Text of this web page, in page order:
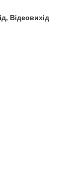
Відеовихід